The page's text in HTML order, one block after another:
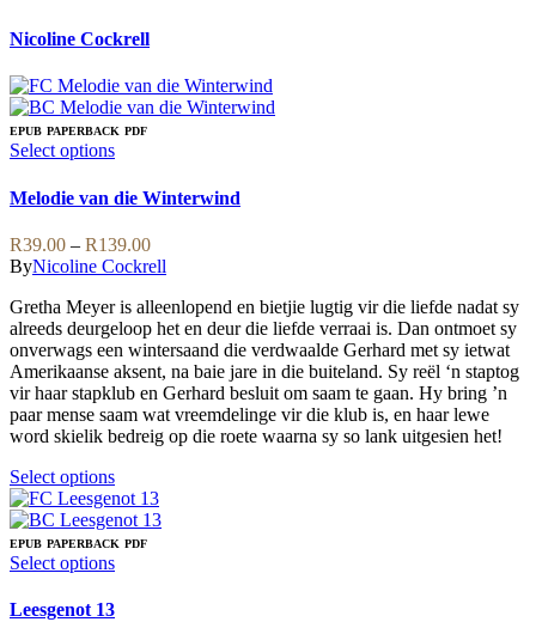
Nicoline Cockrell
EPUB PAPERBACK PDF
Select optionsThis
has
multiple
variants.
The
options
may
be
chosen
on
the
product
page
Melodie van die Winterwind
R39.00 – R139.00Price
range:
through
R139.00
ByNicoline Cockrell
Gretha Meyer is alleenlopend en bietjie lugtig vir die liefde nadat sy
alreeds deurgeloop het en deur die liefde verraai is. Dan ontmoet sy
onverwags een wintersaand die verdwaalde Gerhard met sy ietwat
Amerikaanse aksent, na baie jare in die buiteland. Sy reël ‘n staptog
vir haar stapklub en Gerhard besluit om saam te gaan. Hy bring ’n
paar mense saam wat vreemdelinge vir die klub is, en haar lewe
word skielik bedreig op die roete waarna sy so lank uitgesien het!
Select optionsThis
product
has
multiple
variants.
EPUB PAPERBACK PDF
Select optionsThis
Leesgenot 13